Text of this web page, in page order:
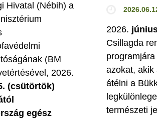
Hivatal (Nébih) a
(BM
2026.
(csütörtök)
egész
2026.
Csillagda
azokat, akik
átélni a
természeti